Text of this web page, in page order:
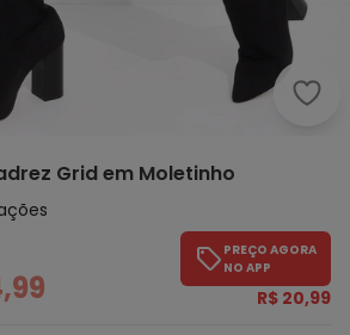
Grid em Moletinho
PREÇO AGORA
NO APP
R$ 20,99